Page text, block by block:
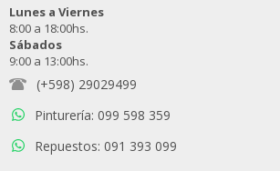
Lunes a Viernes
8:00 a 18:00hs.
Sábados
9:00 a 13:00hs.
(+598) 29029499
Pinturería: 099 598 359
Repuestos: 091 393 099